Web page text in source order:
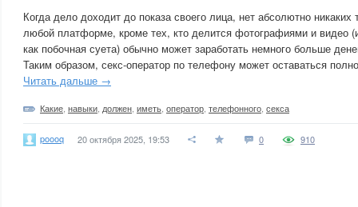
Когда дело доходит до показа своего лица, нет абсолютно никаких
любой платформе, кроме тех, кто делится фотографиями и видео
как побочная суета) обычно может заработать немного больше
Таким образом, секс-оператор по телефону может оставаться
Читать дальше →
Какие навыки должен иметь оператор телефонного секса
poooq 20 октября 2025, 19:53 0 910